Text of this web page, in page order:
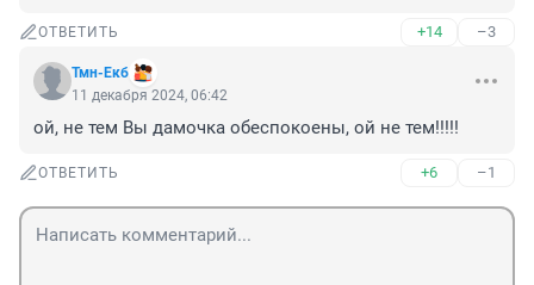
ОТВЕТИТЬ +14 –3
Тмн-Екб
11 декабря 2024, 06:42
ой, не тем Вы дамочка обеспокоены, ой не тем!!!!!
ОТВЕТИТЬ +6 –1